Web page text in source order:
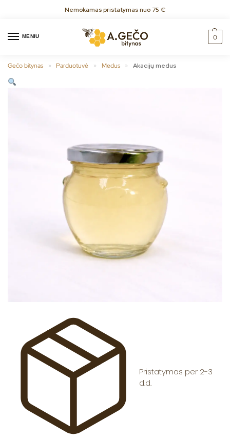
Nemokamas pristatymas nuo 75 €
MENIU 0
Gečo bitynas » Parduotuvė » Medus » Akacijų medus
Pristatymas per 2-3
d.d.